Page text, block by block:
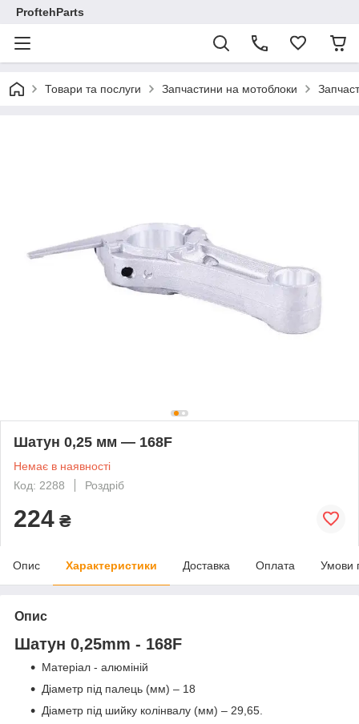
ProftehParts
Товари та послуги Запчастини на мотоблоки
Шатун 0,25 мм — 168F
Немає в наявності
Код: 2288
Роздріб
224 ₴
Опис Характеристики Доставка Оплата Умови
Опис
Шатун 0,25mm - 168F
Матеріал - алюміній
Діаметр під палець (мм) – 18
Діаметр під шийку колінвалу (мм) – 29,65.